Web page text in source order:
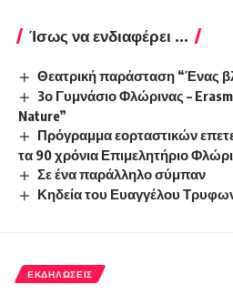
Ίσως να ενδιαφέρει ...
Θεατρική παράσταση “Ένας
3ο Γυμνάσιο Φλώρινας –
Nature”
Πρόγραμμα εορταστικών
τα 90 χρόνια Επιμελητήριο
Σε ένα παράλληλο σύμπαν
Κηδεία του Ευαγγέλου
ΕΚΔΗΛΏΣΕΙΣ